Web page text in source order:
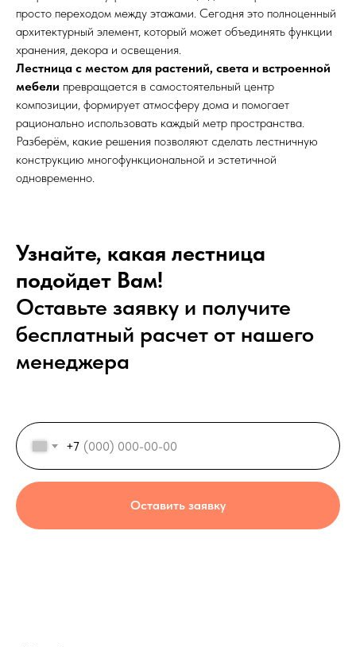
просто переходом между этажами. Сегодня это полноценный
архитектурный элемент, который может объединять функции
хранения, декора и освещения.
Лестница с местом для растений, света и встроенной
мебели превращается в самостоятельный центр
композиции, формирует атмосферу дома и помогает
рационально использовать каждый метр пространства.
Разберём, какие решения позволяют сделать лестничную
конструкцию многофункциональной и эстетичной
одновременно.
Узнайте, какая лестница
подойдет Вам!
Оставьте заявку и получите
бесплатный расчет от нашего
менеджера
+7
Оставить заявку